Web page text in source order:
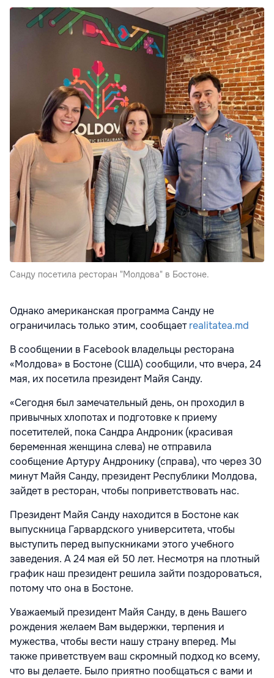
Санду посетила ресторан "Молдова" в Бостоне.
Однако американская программа Санду не
ограничилась только этим, сообщаетrealitatea.md
В сообщении в Facebook владельцы ресторана
«Молдова» в Бостоне (США) сообщили, что вчера, 24
мая, их посетила президент Майя Санду.
«Сегодня был замечательный день, он проходил в
привычных хлопотах и подготовке к приему
посетителей, пока Сандра Андроник (красивая
беременная женщина слева) не отправила
сообщение Артуру Андронику (справа), что через 30
минут Майя Санду, президент Республики Молдова,
зайдет в ресторан, чтобы поприветствовать нас.
Президент Майя Санду находится в Бостоне как
выпускница Гарвардского университета, чтобы
выступить перед выпускниками этого учебного
заведения. А 24 мая ей 50 лет. Несмотря на плотный
график наш президент решила зайти поздороваться,
потому что она в Бостоне.
Уважаемый президент Майя Санду, в день Вашего
рождения желаем Вам выдержки, терпения и
мужества, чтобы вести нашу страну вперед. Мы
также приветствуем ваш скромный подход ко всему,
что вы делаете. Было приятно пообщаться с вами и